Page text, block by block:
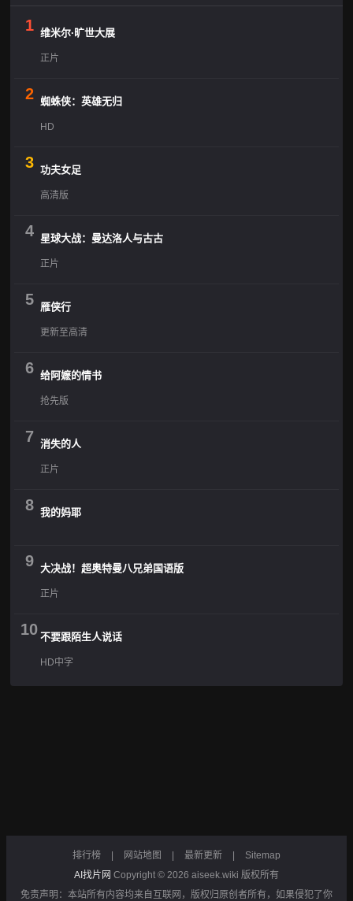
1 维米尔·旷世大展
正片
2 蜘蛛侠：英雄无归
HD
3 功夫女足
高清版
4 星球大战：曼达洛人与古古
正片
5 雁侠行
更新至高清
6 给阿嬷的情书
抢先版
7 消失的人
正片
8 我的妈耶
9 大决战！超奥特曼八兄弟国语版
正片
10 不要跟陌生人说话
HD中字
排行榜 网站地图 最新更新
Sitemap
AI找片网 Copyright © 2026 aiseek.wiki 版权所有
免责声明：本站所有内容均来自互联网，版权归原创者所有，如果侵犯了你